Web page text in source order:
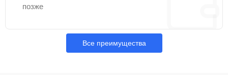
позже
Все преимущества